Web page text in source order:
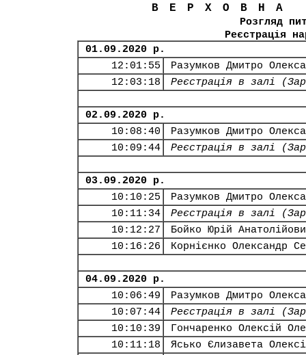
Розгляд
Реєстрація
01.09.2020 р.
12:01:55
Разумков Дмитро
12:03:18
Реєстрація в залі
02.09.2020 р.
10:08:40
Разумков Дмитро
10:09:44
Реєстрація в залі
03.09.2020 р.
10:10:25
Разумков Дмитро
10:11:34
Реєстрація в залі
10:12:27
Бойко Юрій
10:16:26
Корнієнко Олександр
04.09.2020 р.
10:06:49
Разумков Дмитро
10:07:44
Реєстрація в залі
10:10:39
Гончаренко Олексій
10:11:18
Ясько Єлизавета